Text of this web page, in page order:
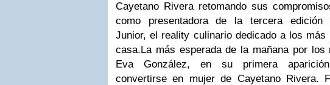
Cayetano Rivera retomando sus
como presentadora de la tercera edición
Junior, el reality culinario dedicado a los más
casa.La más esperada de la mañana por los
Eva González, en su primera
convertirse en mujer de Cayetano Rivera.